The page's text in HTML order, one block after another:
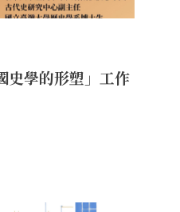
史學的形塑」工作